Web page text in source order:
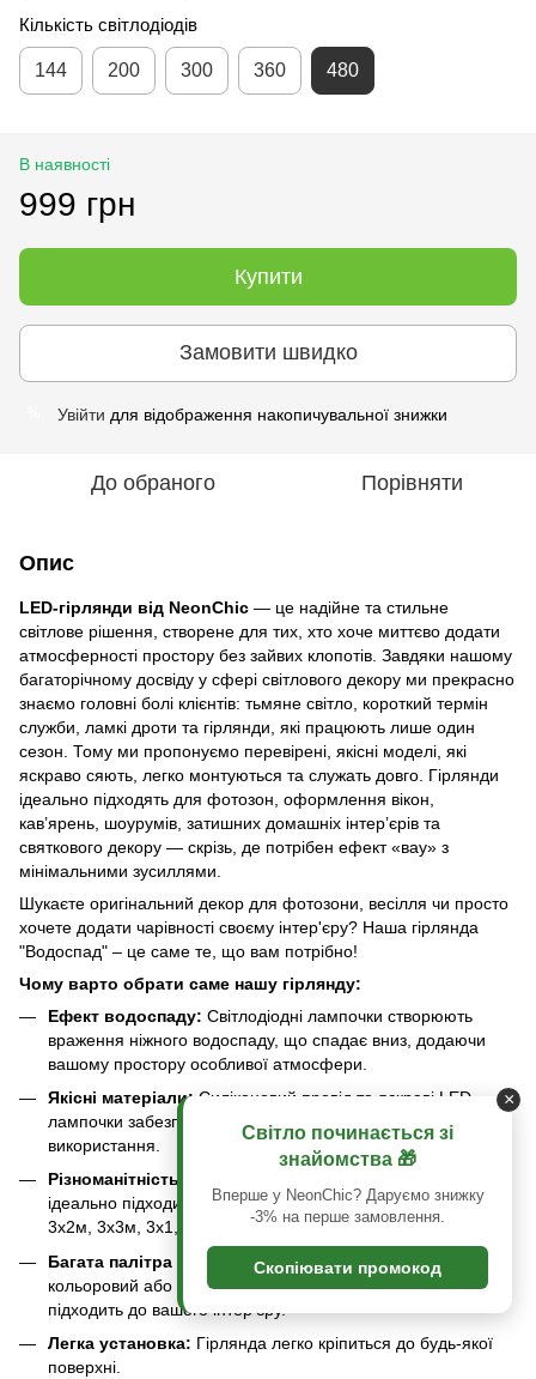
Кількість світлодіодів
144 200 300 360 480
В наявності
999 грн
Купити
Замовити швидко
Увійти для відображення накопичувальної знижки
До обраного Порівняти
Опис
LED-гірлянди від NeonChic — це надійне та стильне
світлове рішення, створене для тих, хто хоче миттєво додати
атмосферності простору без зайвих клопотів. Завдяки нашому
багаторічному досвіду у сфері світлового декору ми прекрасно
знаємо головні болі клієнтів: тьмяне світло, короткий термін
служби, ламкі дроти та гірлянди, які працюють лише один
сезон. Тому ми пропонуємо перевірені, якісні моделі, які
яскраво сяють, легко монтуються та служать довго. Гірлянди
ідеально підходять для фотозон, оформлення вікон,
кав’ярень, шоурумів, затишних домашніх інтер’єрів та
святкового декору — скрізь, де потрібен ефект «вау» з
мінімальними зусиллями.
Шукаєте оригінальний декор для фотозони, весілля чи просто
хочете додати чарівності своєму інтер'єру? Наша гірлянда
"Водоспад" – це саме те, що вам потрібно!
Чому варто обрати саме нашу гірлянду:
Ефект водоспаду: Світлодіодні лампочки створюють
враження ніжного водоспаду, що спадає вниз, додаючи
вашому простору особливої атмосфери.
Якісні матеріали: Силіконовий провід та яскраві LED
лампочки забезпечують довгий термін служби та безпеку
використання.
Різноманітність розмірів:
ідеально підходить для вашого простору: 1,5х1,5м, 2х2м,
3х2м, 3х3м, 3х1,5м.
Багата палітра кольорів:Теплий білий, холодний білий,
кольоровий або синій – виберіть колір, який найкраще
підходить до вашого інтер'єру.
Легка установка: Гірлянда легко кріпиться до будь-якої
поверхні.
×
Світло починається зі
знайомства 🎁
Вперше у NeonChic? Даруємо знижку
-3% на перше замовлення.
Скопіювати промокод